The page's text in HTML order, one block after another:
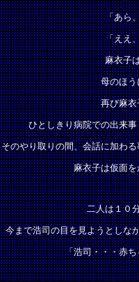
「あら
「ええ
麻衣子
母のほ
再び麻
ひとしきり病院での出来
そのやり取りの間、会話に加わ
麻衣子は仮面
二人は１０
今まで浩司の目を見ようとしな
「浩司・・・赤